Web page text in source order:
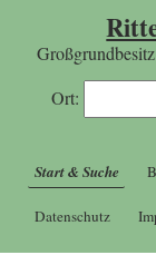
Ort:
Start & Suche
Datenschutz